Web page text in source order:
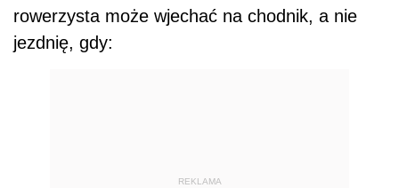
rowerzysta może wjechać na chodnik, a nie
jezdnię, gdy:
REKLAMA